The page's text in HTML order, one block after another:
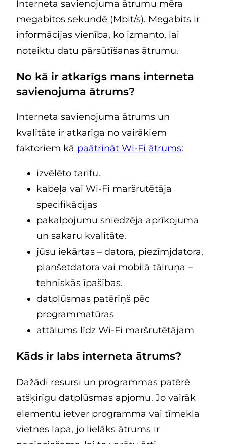
Interneta savienojuma ātrumu mēra
megabitos sekundē (Mbit/s). Megabits ir
informācijas vienība, ko izmanto, lai
noteiktu datu pārsūtīšanas ātrumu.
No kā ir atkarīgs mans interneta
savienojuma ātrums?
Interneta savienojuma ātrums un
kvalitāte ir atkarīga no vairākiem
faktoriem kā paātrināt Wi-Fi ātrums:
izvēlēto tarifu.
kabeļa vai Wi-Fi maršrutētāja
specifikācijas
pakalpojumu sniedzēja aprīkojuma
un sakaru kvalitāte.
jūsu iekārtas – datora, piezīmjdatora,
planšetdatora vai mobilā tālruņa –
tehniskās īpašības.
datplūsmas patēriņš pēc
programmatūras
attālums līdz Wi-Fi maršrutētājam
Kāds ir labs interneta ātrums?
Dažādi resursi un programmas patērē
atšķirīgu datplūsmas apjomu. Jo vairāk
elementu ietver programma vai tīmekļa
vietnes lapa, jo lielāks ātrums ir